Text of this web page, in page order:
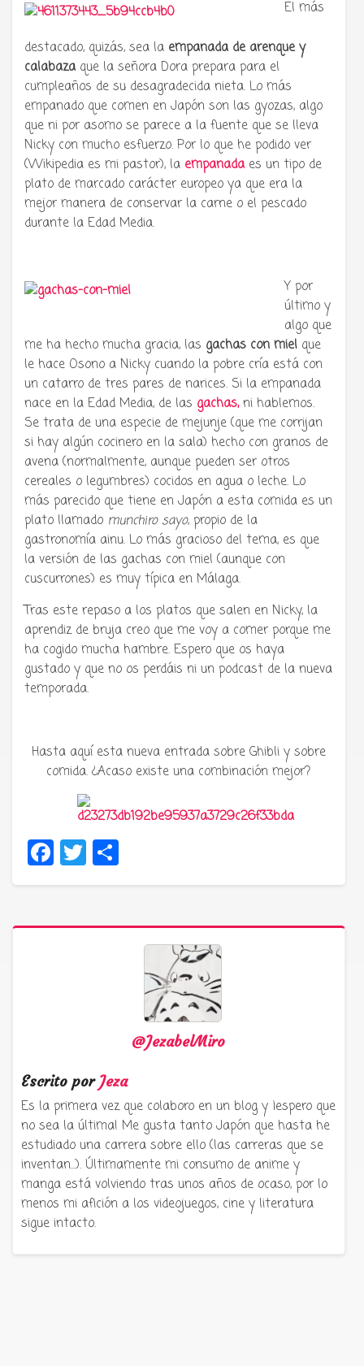
El más
destacado, quizás, sea la empanada de arenque y
calabaza que la señora Dora prepara para el
cumpleaños de su desagradecida nieta. Lo más
empanado que comen en Japón son las gyozas, algo
que ni por asomo se parece a la fuente que se lleva
Nicky con mucho esfuerzo. Por lo que he podido ver
(Wikipedia es mi pastor), la empanada es un tipo de
plato de marcado carácter europeo ya que era la
mejor manera de conservar la carne o el pescado
durante la Edad Media.
Y por
último y
algo que
me ha hecho mucha gracia, las gachas con miel que
le hace Osono a Nicky cuando la pobre cría está con
un catarro de tres pares de narices. Si la empanada
nace en la Edad Media, de las gachas,ni hablemos.
Se trata de una especie de mejunje (que me corrijan
si hay algún cocinero en la sala) hecho con granos de
avena (normalmente, aunque pueden ser otros
cereales o legumbres) cocidos en agua o leche. Lo
más parecido que tiene en Japón a esta comida es un
plato llamado munchiro sayo, propio de la
gastronomía ainu. Lo más gracioso del tema, es que
la versión de las gachas con miel (aunque con
cuscurrones) es muy típica en Málaga.
Tras este repaso a los platos que salen en Nicky, la
aprendiz de bruja creo que me voy a comer porque me
ha cogido mucha hambre. Espero que os haya
gustado y que no os perdáis ni un podcast de la nueva
temporada.
Hasta aquí esta nueva entrada sobre Ghibli y sobre
comida. ¿Acaso existe una combinación mejor?
Facebook
Twitter
@JezabelMiro
Escrito por Jeza
Es la primera vez que colaboro en un blog y ¡espero que
no sea la última! Me gusta tanto Japón que hasta he
estudiado una carrera sobre ello (las carreras que se
inventan...). Últimamente mi consumo de anime y
manga está volviendo tras unos años de ocaso, por lo
menos mi afición a los videojuegos, cine y literatura
sigue intacto.